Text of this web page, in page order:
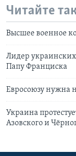
Читайте
Высшее военное
Лидер украинских
Папу Франциска
Евросоюзу нужна
Украина
Азовского и